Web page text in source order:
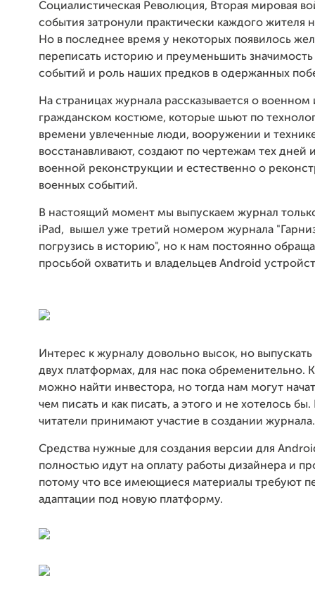
Социалистическая Революция, Вторая мировая
события затронули практически каждого жителя
Но в последнее время у некоторых появилось
переписать историю и преуменьшить
событий и роль наших предков в одержанных
На страницах журнала рассказывается о военном
гражданском костюме, которые шьют по
времени увлеченные люди, вооружении и
восстанавливают, создают по чертежам тех дней
военной реконструкции и естественно о
военных событий.
В настоящий момент мы выпускаем журнал
iPad, вышел уже третий номером журнала
погрузись в историю", но к нам постоянно
просьбой охватить и владельцев Android
Интерес к журналу довольно высок, но
двух платформах, для нас пока обременительно.
можно найти инвестора, но тогда нам могут
чем писать и как писать, а этого и не хотелось бы.
читатели принимают участие в создании журнала.
Средства нужные для создания версии для
полностью идут на оплату работы дизайнера и
потому что все имеющиеся материалы требуют
адаптации под новую платформу.